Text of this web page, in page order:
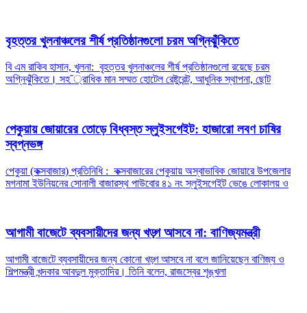
বৃহত্তর খুলনাঞ্চলের শীর্ষ প্রতিষ্ঠানগুলো চরম অগ্নিঝুঁকিতে
বি এম রাকিব হাসান, খুলনা: বৃহত্তর খুলনাঞ্চলের শীর্ষ প্রতিষ্ঠানগুলো রয়েছে চরম
অগ্নিঝুঁকিতে। সহ¯্রাধিক মান সম্মত হোটেল রেষ্টুরেন্ট, আধুনিক স্থাপনা, ছোট
পেকুয়ায় জোয়ারের তোড়ে বিধ্বস্ত স্লুইসগেইট: হাজারো লবণ চাষির
স্বপ্নভঙ্গ
পেকুয়া (কক্সবাজার) প্রতিনিধি : ​কক্সবাজারের পেকুয়ায় অস্বাভাবিক জোয়ারে উপজেলার
মগনামা ইউনিয়নের সোনালী বাজারস্থ পাউবোর ৪১ নং স্লুইসগেইট ভেঙে লোকালয় ও
আগামী বাজেটে ব্যবসায়ীদের জন্য খড়্গ আসবে না: বাণিজ্যমন্ত্রী
আগামী বাজেটে ব্যবসায়ীদের জন্য কোনো খড়্গ আসবে না বলে জানিয়েছেন বাণিজ্য ও
শিল্পমন্ত্রী খন্দকার আবদুল মুক্তাদির। তিনি বলেন, রাজস্বের শৃঙ্খলা